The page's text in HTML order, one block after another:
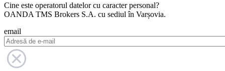
Cine este operatorul datelor cu caracter personal?
OANDA TMS Brokers S.A. cu sediul în Varșovia.
email